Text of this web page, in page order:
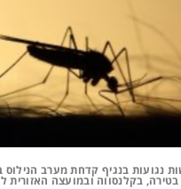
נגועות בנגיף קדחת מערב הנילוס
בטירה, בקלנסווה ובמועצה האזורית